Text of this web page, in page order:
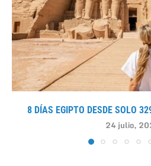
8 DÍAS EGIPTO DESDE SOLO
24 julio,